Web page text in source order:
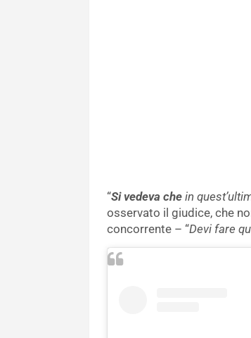
“Si vedeva che in
osservato il giudice, che
concorrente – “Devi fare